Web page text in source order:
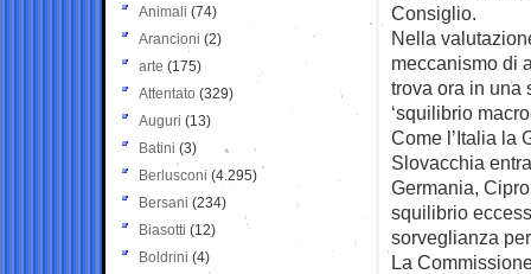
Consiglio.
Nella
meccanismo di
trova ora in una
‘squilibrio
Come l’Italia la
Slovacchia
Germania,
squilibrio
sorveglianza
La
Animali (74)
Arancioni (2)
arte (175)
Attentato (329)
Auguri (13)
Batini (3)
Berlusconi (4.295)
Bersani (234)
Biasotti (12)
Boldrini (4)